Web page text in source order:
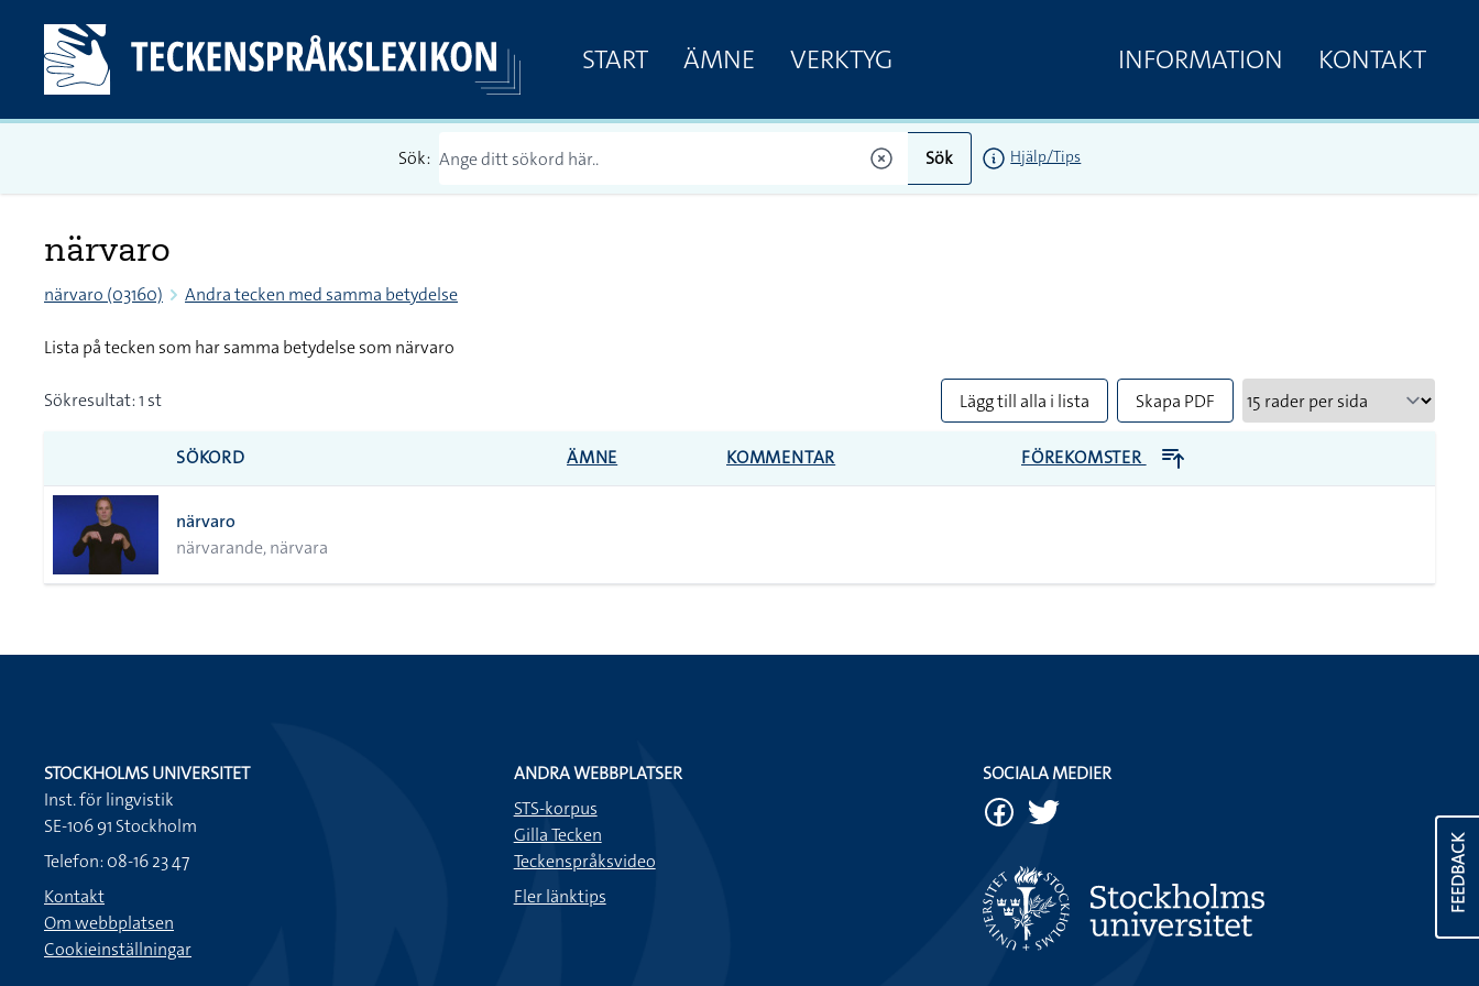
START ÄMNE VERKTYG INFORMATION KONTAKT
Sök: Sök Hjälp/Tips
närvaro
närvaro (03160) Andra tecken med samma betydelse
Lista på tecken som har samma betydelse som närvaro
Sökresultat: 1 st Lägg till alla i lista Skapa PDF
SÖKORD ÄMNE KOMMENTAR FÖREKOMSTER
närvaro
närvarande, närvara
FEEDBACK
STOCKHOLMS UNIVERSITET
Inst. för lingvistik
SE-106 91 Stockholm
Telefon: 08-16 23 47
Kontakt
Om webbplatsen
Cookieinställningar
ANDRA WEBBPLATSER
STS-korpus
Gilla Tecken
Teckenspråksvideo
Fler länktips
SOCIALA MEDIER